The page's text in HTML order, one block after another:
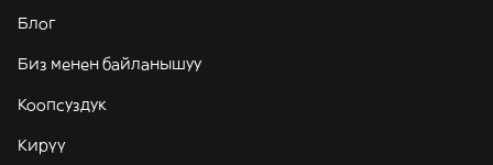
Блог
Биз менен байланышуу
Коопсуздук
Кирүү